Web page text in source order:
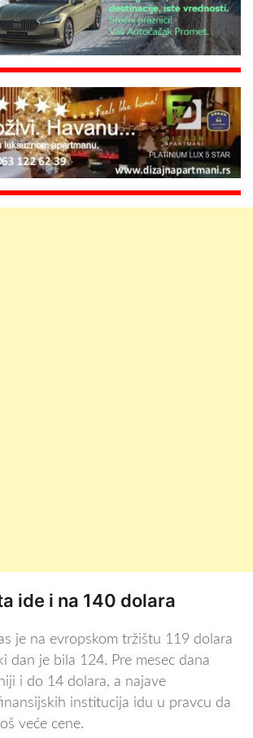
ide i na 140 dolara
je na evropskom tržištu 119 dolara
dan je bila 124. Pre mesec dana
i do 14 dolara, a najave
institucija idu u pravcu da
veće cene.